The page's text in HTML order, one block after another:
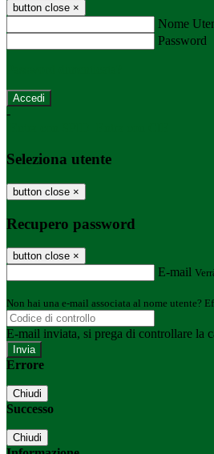
button close ×
Nome
Password
-
Seleziona utente
button close ×
Recupero password
button close ×
E-mail
Non hai una e-mail associata al nome utente?
E-mail inviata, si prega di controllare la
Errore
Chiudi
Successo
Chiudi